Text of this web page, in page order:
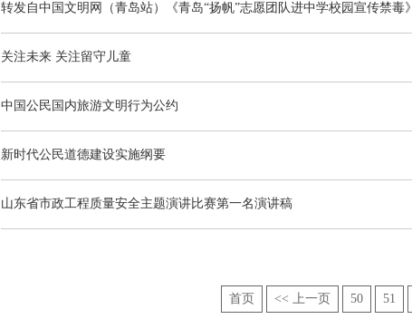
转发自中国文明网（青岛站）《青岛“扬帆”志愿团队进中学校园宣传禁毒》
关注未来 关注留守儿童
中国公民国内旅游文明行为公约
新时代公民道德建设实施纲要
山东省市政工程质量安全主题演讲比赛第一名演讲稿
首页 << 上一页 50 51